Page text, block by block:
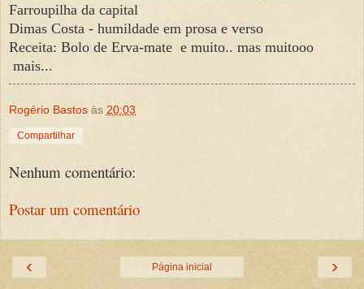
Farroupilha da capital
Dimas Costa - humildade em prosa e verso
Receita: Bolo de Erva-mate e muito.. mas muitooo
mais...
Rogério Bastos às 20:03
Compartilhar
Nenhum comentário:
Postar um comentário
‹ ›
Página inicial